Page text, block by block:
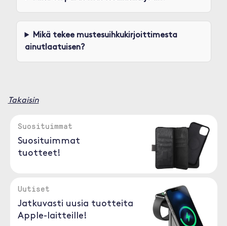
Mikä tekee mustesuihkukirjoittimesta
ainutlaatuisen?
Takaisin
Suosituimmat
Suosituimmat
tuotteet!
Uutiset
Jatkuvasti uusia tuotteita
Apple-laitteille!